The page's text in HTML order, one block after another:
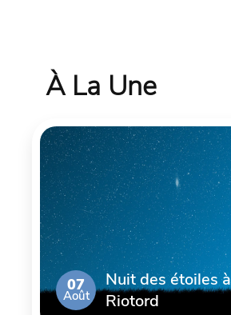
À La Une
07
Août
Nuit des étoiles à
Riotord